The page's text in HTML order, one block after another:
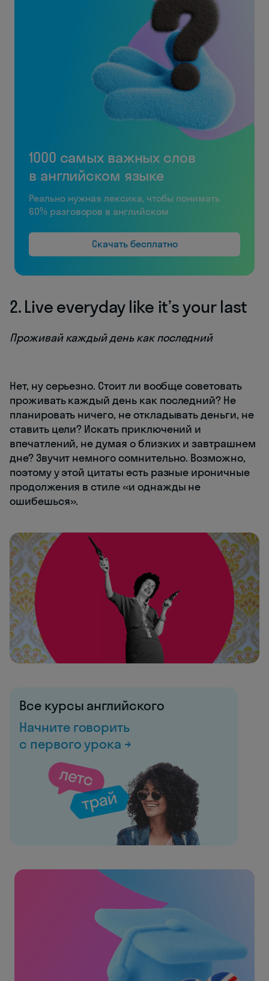
1000 самых важных слов
в английском языке
Реально нужная лексика, чтобы понимать
60% разговоров в английском
Скачать бесплатно
2. Live everyday like it’s your last
Проживай каждый день как последний
Нет, ну серьезно. Стоит ли вообще советовать
проживать каждый день как последний? Не
планировать ничего, не откладывать деньги, не
ставить цели? Искать приключений и
впечатлений, не думая о близких и завтрашнем
дне? Звучит немного сомнительно. Возможно,
поэтому у этой цитаты есть разные ироничные
продолжения в стиле «и однажды не
ошибешься».
Все курсы английского
Начните говорить
с первого урока →